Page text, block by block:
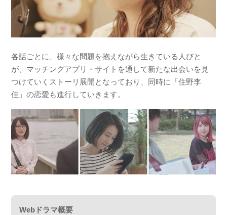
各話ごとに、様々な問題を抱えながら生きている人びと
が、マッチングアプリ・サイトを通して新たな出会いを見
つけていくストーリ展開となっており、同時に「住野李
佳」の恋愛も進行していきます。
Webドラマ概要